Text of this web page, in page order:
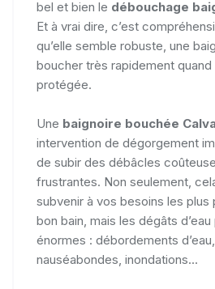
bel et bien le débouchage
Et à vrai dire, c’est
qu’elle semble robuste, une
boucher très rapidement quand
protégée.
Une baignoire bouchée
intervention de dégorgement
de subir des débâcles
frustrantes. Non seulement,
subvenir à vos besoins les plus
bon bain, mais les dégâts
énormes : débordements
nauséabondes, inondations...